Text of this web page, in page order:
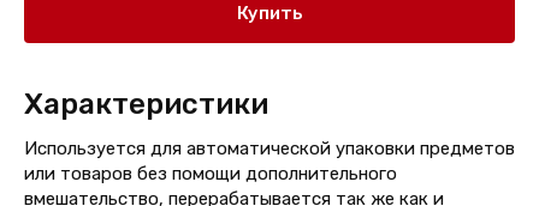
Купить
Характеристики
Используется для автоматической упаковки предметов
или товаров без помощи дополнительного
вмешательство, перерабатывается так же как и